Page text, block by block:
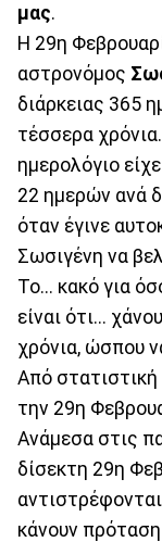
μας.
Η 29η
αστρονόμος
διάρκειας 365
τέσσερα
ημερολόγιο
22 ημερών ανά
όταν έγινε
Σωσιγένη να
Το... κακό για
είναι ότι...
χρόνια, ώσπου
Από
την 29η
Ανάμεσα στις
δίσεκτη 29η
κάνουν